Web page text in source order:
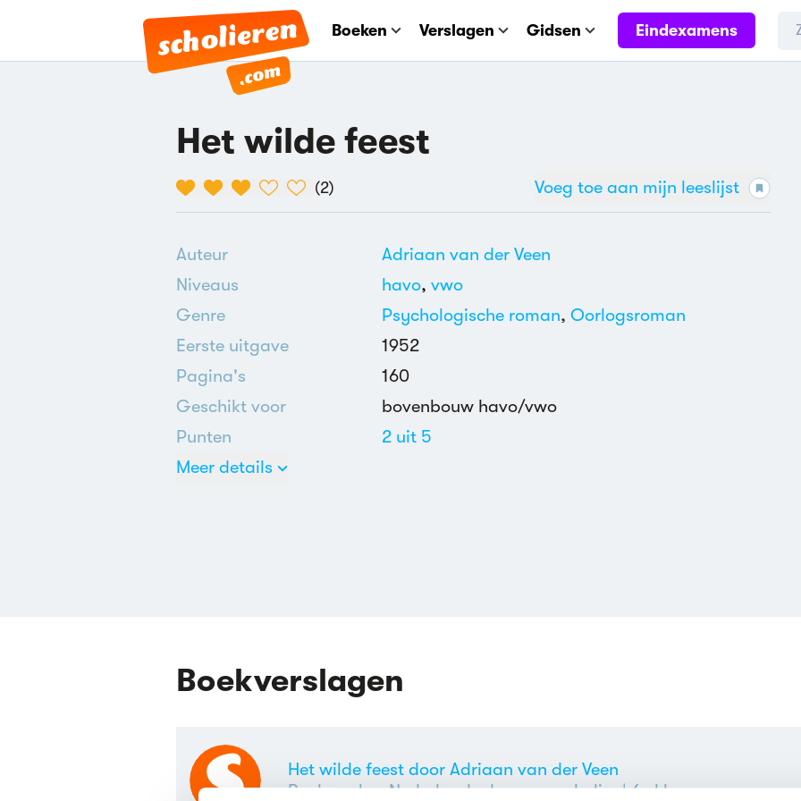
Boeken Verslagen Gidsen Eindexamens
Het wilde feest
(2) Voeg toe aan mijn leeslijst
Auteur
Adriaan van der Veen
Niveaus
havo, vwo
Genre
Psychologische roman, Oorlogsroman
Eerste uitgave
1952
Pagina's
160
Geschikt voor
bovenbouw havo/vwo
Punten
2 uit 5
Meer details
Boekverslagen
Het wilde feest door Adriaan van der Veen
Boekverslag Nederlands door een scholier| 6e klas vwo